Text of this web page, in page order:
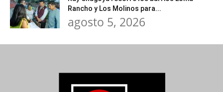
Rancho y Los Molinos para...
agosto 5, 2026